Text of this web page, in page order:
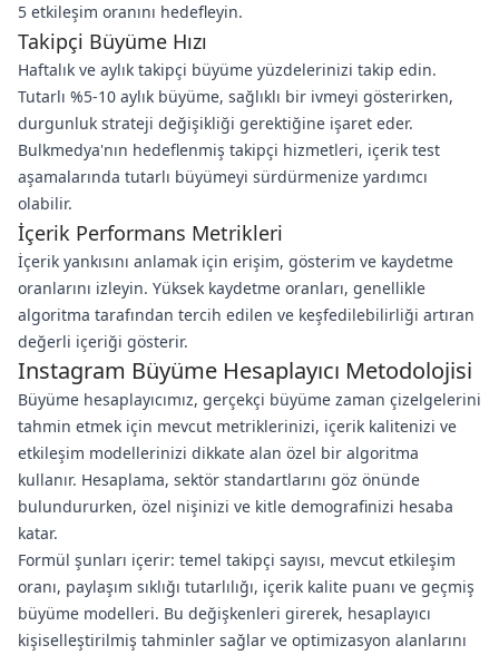
5 etkileşim oranını hedefleyin.
Takipçi Büyüme Hızı
Haftalık ve aylık takipçi büyüme yüzdelerinizi takip edin.
Tutarlı %5-10 aylık büyüme, sağlıklı bir ivmeyi gösterirken,
durgunluk strateji değişikliği gerektiğine işaret eder.
Bulkmedya'nın hedeflenmiş takipçi hizmetleri, içerik test
aşamalarında tutarlı büyümeyi sürdürmenize yardımcı
olabilir.
İçerik Performans Metrikleri
İçerik yankısını anlamak için erişim, gösterim ve kaydetme
oranlarını izleyin. Yüksek kaydetme oranları, genellikle
algoritma tarafından tercih edilen ve keşfedilebilirliği artıran
değerli içeriği gösterir.
Instagram Büyüme Hesaplayıcı Metodolojisi
Büyüme hesaplayıcımız, gerçekçi büyüme zaman çizelgelerini
tahmin etmek için mevcut metriklerinizi, içerik kalitenizi ve
etkileşim modellerinizi dikkate alan özel bir algoritma
kullanır. Hesaplama, sektör standartlarını göz önünde
bulundururken, özel nişinizi ve kitle demografinizi hesaba
katar.
Formül şunları içerir: temel takipçi sayısı, mevcut etkileşim
oranı, paylaşım sıklığı tutarlılığı, içerik kalite puanı ve geçmiş
büyüme modelleri. Bu değişkenleri girerek, hesaplayıcı
kişiselleştirilmiş tahminler sağlar ve optimizasyon alanlarını